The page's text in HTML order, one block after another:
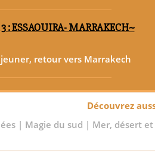
: ESSAOUIRA- MARRAKECH~
retour vers Marrakech
Découvrez
| Magie du sud | Mer, désert